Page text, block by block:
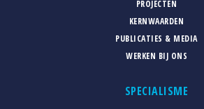
PROJECTEN
KERNWAARDEN
PUBLICATIES & MEDIA
WERKEN BIJ ONS
SPECIALISME